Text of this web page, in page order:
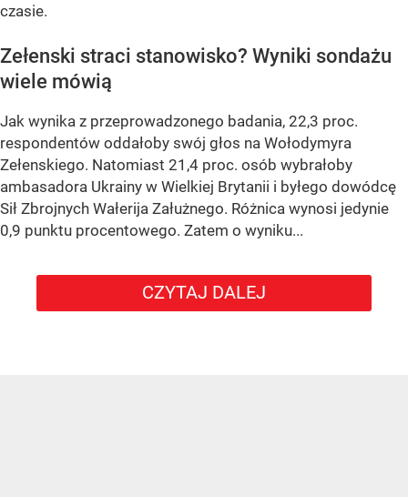
czasie.
Zełenski straci stanowisko? Wyniki sondażu
wiele mówią
Jak wynika z przeprowadzonego badania, 22,3 proc.
respondentów oddałoby swój głos na Wołodymyra
Zełenskiego. Natomiast 21,4 proc. osób wybrałoby
ambasadora Ukrainy w Wielkiej Brytanii i byłego dowódcę
Sił Zbrojnych Wałerija Załużnego. Różnica wynosi jedynie
0,9 punktu procentowego. Zatem o wyniku...
CZYTAJ DALEJ